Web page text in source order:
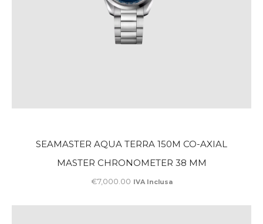
SEAMASTER AQUA TERRA 150M CO-AXIAL
MASTER CHRONOMETER 38 MM
€7,000.00 IVA Inclusa